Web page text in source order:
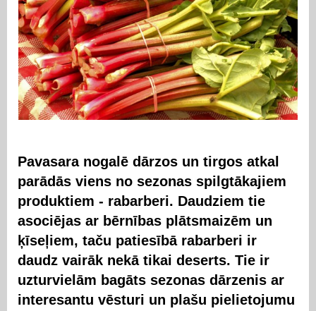
Pavasara nogalē dārzos un tirgos atkal
parādās viens no sezonas spilgtākajiem
produktiem - rabarberi. Daudziem tie
asociējas ar bērnības plātsmaizēm un
ķīseļiem, taču patiesībā rabarberi ir
daudz vairāk nekā tikai deserts. Tie ir
uzturvielām bagāts sezonas dārzenis ar
interesantu vēsturi un plašu pielietojumu